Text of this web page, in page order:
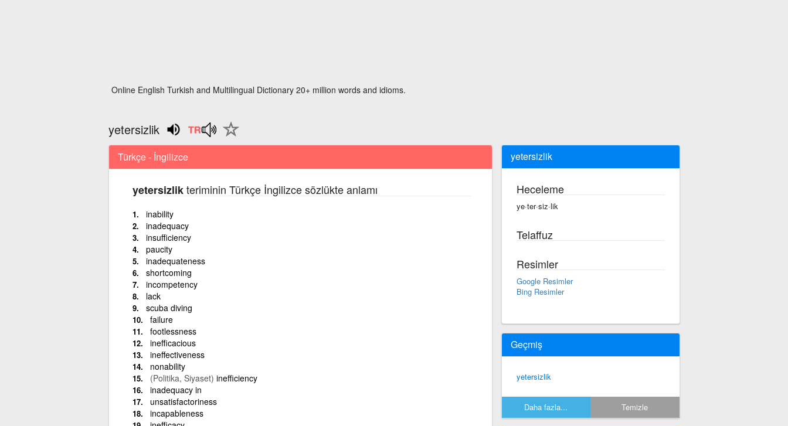
Online English Turkish and Multilingual Dictionary 20+ million words and idioms.
yetersizlik
Türkçe - İngilizce
yetersizlikteriminin Türkçe İngilizce sözlükte anlamı
inability
inadequacy
insufficiency
paucity
inadequateness
shortcoming
incompetency
lack
scuba diving
failure
footlessness
inefficacious
ineffectiveness
nonability
(Politika, Siyaset) inefficiency
inadequacy in
unsatisfactoriness
incapableness
yetersizlik
Heceleme
ye·ter·siz·lik
Telaffuz
Resimler
Google Resimler
Bing Resimler
Geçmiş
yetersizlik
Daha fazla... Temizle